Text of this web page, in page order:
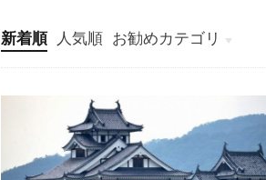
新着順 人気順 お勧めカテゴリ
投稿
学び
マンガ
電子書籍